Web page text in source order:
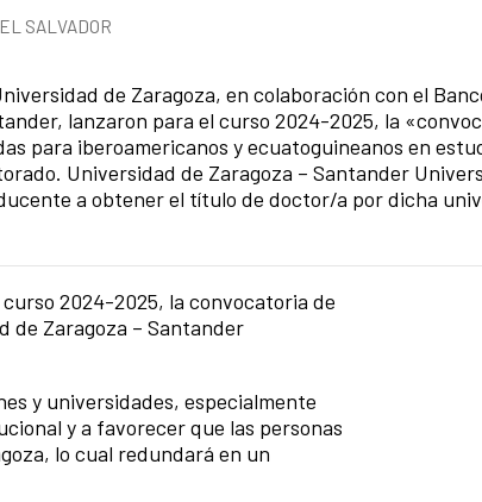
de la noticia
SALVADOR
de Zaragoza, en colaboración con el
lanzaron para el curso 2024-2025, la
para iberoamericanos y ecuatoguineanos en
Universidad de Zaragoza – Santander
a obtener el título de doctor/a por dicha
2024-2025, la convocatoria de
de Zaragoza – Santander
y universidades, especialmente
y a favorecer que las personas
lo cual redundará en un